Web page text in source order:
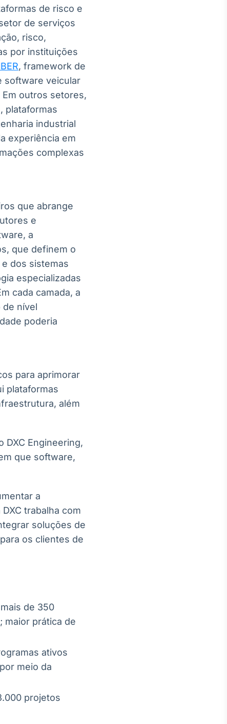
de risco e
de serviços
risco,
por instituições
, framework de
software veicular
outros setores,
plataformas
industrial
experiência em
complexas
que abrange
e
a
que definem o
dos sistemas
especializadas
cada camada, a
de nível
poderia
para aprimorar
plataformas
além
Engineering,
que software,
a
trabalha com
soluções de
os clientes de
de 350
maior prática de
ativos
meio da
projetos